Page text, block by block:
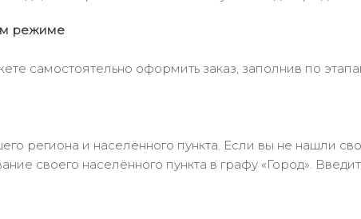
режиме
самостоятельно оформить заказ, заполнив по
региона и населённого пункта. Если вы не нашли
своего населённого пункта в графу «Город».